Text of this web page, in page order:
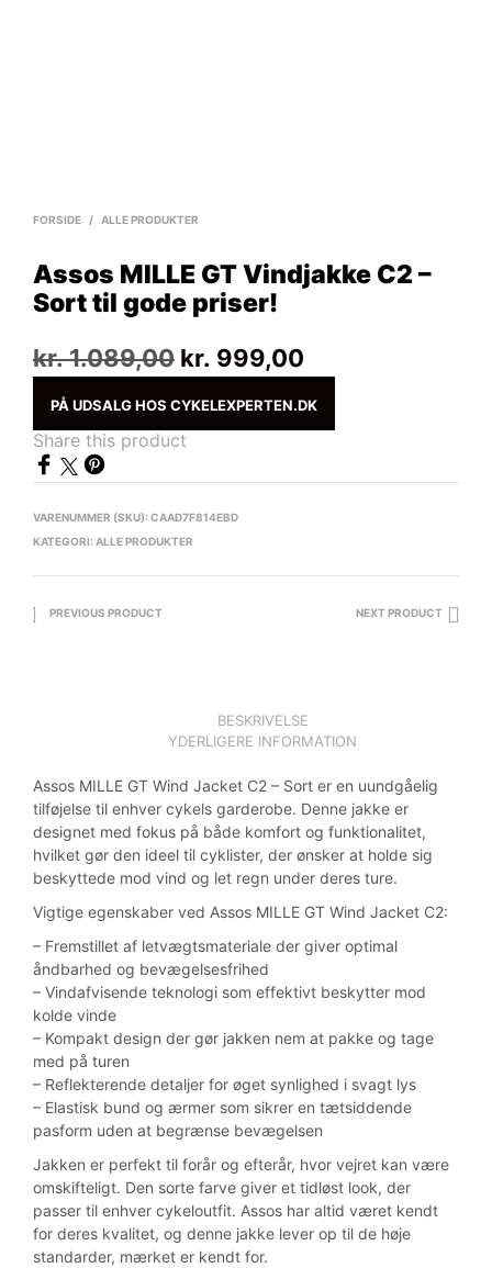
FORSIDE / ALLE PRODUKTER
Assos MILLE GT Vindjakke C2 –
Sort til gode priser!
kr.1.089,00 Den
oprindelige
pris
kr. 999,00
aktuelle
pris
PÅ UDSALG HOS CYKELEXPERTEN.DK
Share this product
VARENUMMER (SKU): CAAD7F814EBD
KATEGORI: ALLE PRODUKTER
PREVIOUS PRODUCT NEXT PRODUCT
BESKRIVELSE
YDERLIGERE INFORMATION
Assos MILLE GT Wind Jacket C2 – Sort er en uundgåelig
tilføjelse til enhver cykels garderobe. Denne jakke er
designet med fokus på både komfort og funktionalitet,
hvilket gør den ideel til cyklister, der ønsker at holde sig
beskyttede mod vind og let regn under deres ture.
Vigtige egenskaber ved Assos MILLE GT Wind Jacket C2:
– Fremstillet af letvægtsmateriale der giver optimal
åndbarhed og bevægelsesfrihed
– Vindafvisende teknologi som effektivt beskytter mod
kolde vinde
– Kompakt design der gør jakken nem at pakke og tage
med på turen
– Reflekterende detaljer for øget synlighed i svagt lys
– Elastisk bund og ærmer som sikrer en tætsiddende
pasform uden at begrænse bevægelsen
Jakken er perfekt til forår og efterår, hvor vejret kan være
omskifteligt. Den sorte farve giver et tidløst look, der
passer til enhver cykeloutfit. Assos har altid været kendt
for deres kvalitet, og denne jakke lever op til de høje
standarder, mærket er kendt for.